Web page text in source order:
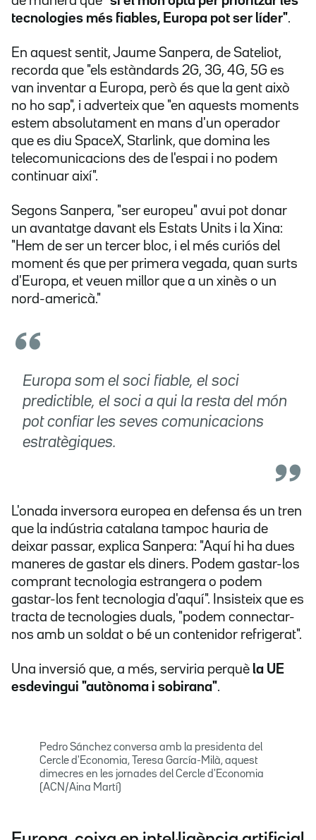
tecnologies més fiables, Europa pot ser líder".
En aquest sentit, Jaume Sanpera, de Sateliot,
recorda que "els estàndards 2G, 3G, 4G, 5G es
van inventar a Europa, però és que la gent això
no ho sap", i adverteix que "en aquests moments
estem absolutament en mans d'un operador
que es diu SpaceX, Starlink, que domina les
telecomunicacions des de l'espai i no podem
continuar així".
Segons Sanpera, "ser europeu" avui pot donar
un avantatge davant els Estats Units i la Xina:
"Hem de ser un tercer bloc, i el més curiós del
moment és que per primera vegada, quan surts
d'Europa, et veuen millor que a un xinès o un
nord-americà."
Europa som el soci fiable, el soci
predictible, el soci a qui la resta del món
pot confiar les seves comunicacions
estratègiques.
L'onada inversora europea en defensa és un tren
que la indústria catalana tampoc hauria de
deixar passar, explica Sanpera: "Aquí hi ha dues
maneres de gastar els diners. Podem gastar-los
comprant tecnologia estrangera o podem
gastar-los fent tecnologia d'aquí". Insisteix que es
tracta de tecnologies duals, "podem connectar-
nos amb un soldat o bé un contenidor refrigerat".
Una inversió que, a més, serviria perquè la UE
esdevingui "autònoma i sobirana".
Pedro Sánchez conversa amb la presidenta del
Cercle d'Economia, Teresa García-Milà, aquest
dimecres en les jornades del Cercle d'Economia
(ACN/Aina Martí)